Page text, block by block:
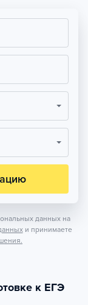
данных на
и принимаете
к ЕГЭ